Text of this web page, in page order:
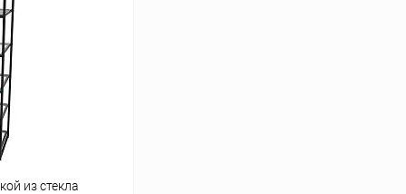
Сравнение
В наличии
из стекла